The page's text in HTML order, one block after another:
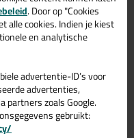
en het kozijn?
. Door op "Cookies
alle cookies. Indien je kiest
en analytische
advertentie-ID’s voor
advertenties,
partners zoals Google.
gebruikt: